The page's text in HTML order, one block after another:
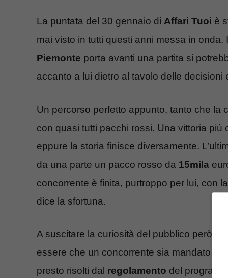
La puntata del 30 gennaio di Affari Tuoi è
mai visto in tutti questi anni messa in onda. Il
Piemonte porta avanti una partita si
accanto a lui dietro al tavolo delle decisioni
Un percorso perfetto appunto, tanto che la
con quasi tutti pacchi rossi. Una vittoria
eppure la storia finisce diversamente.
da una parte un pacco rosso da 15mila
concorrente è finita, purtroppo per lui, con la
dice la sfortuna.
A suscitare la curiosità del pubblico però è
essere che un concorrente sia mandato a
presto risolti dal regolamento del